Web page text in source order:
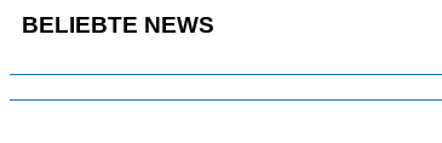
BELIEBTE NEWS